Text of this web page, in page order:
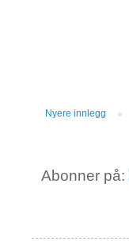
Nyere innlegg
Abonner på: